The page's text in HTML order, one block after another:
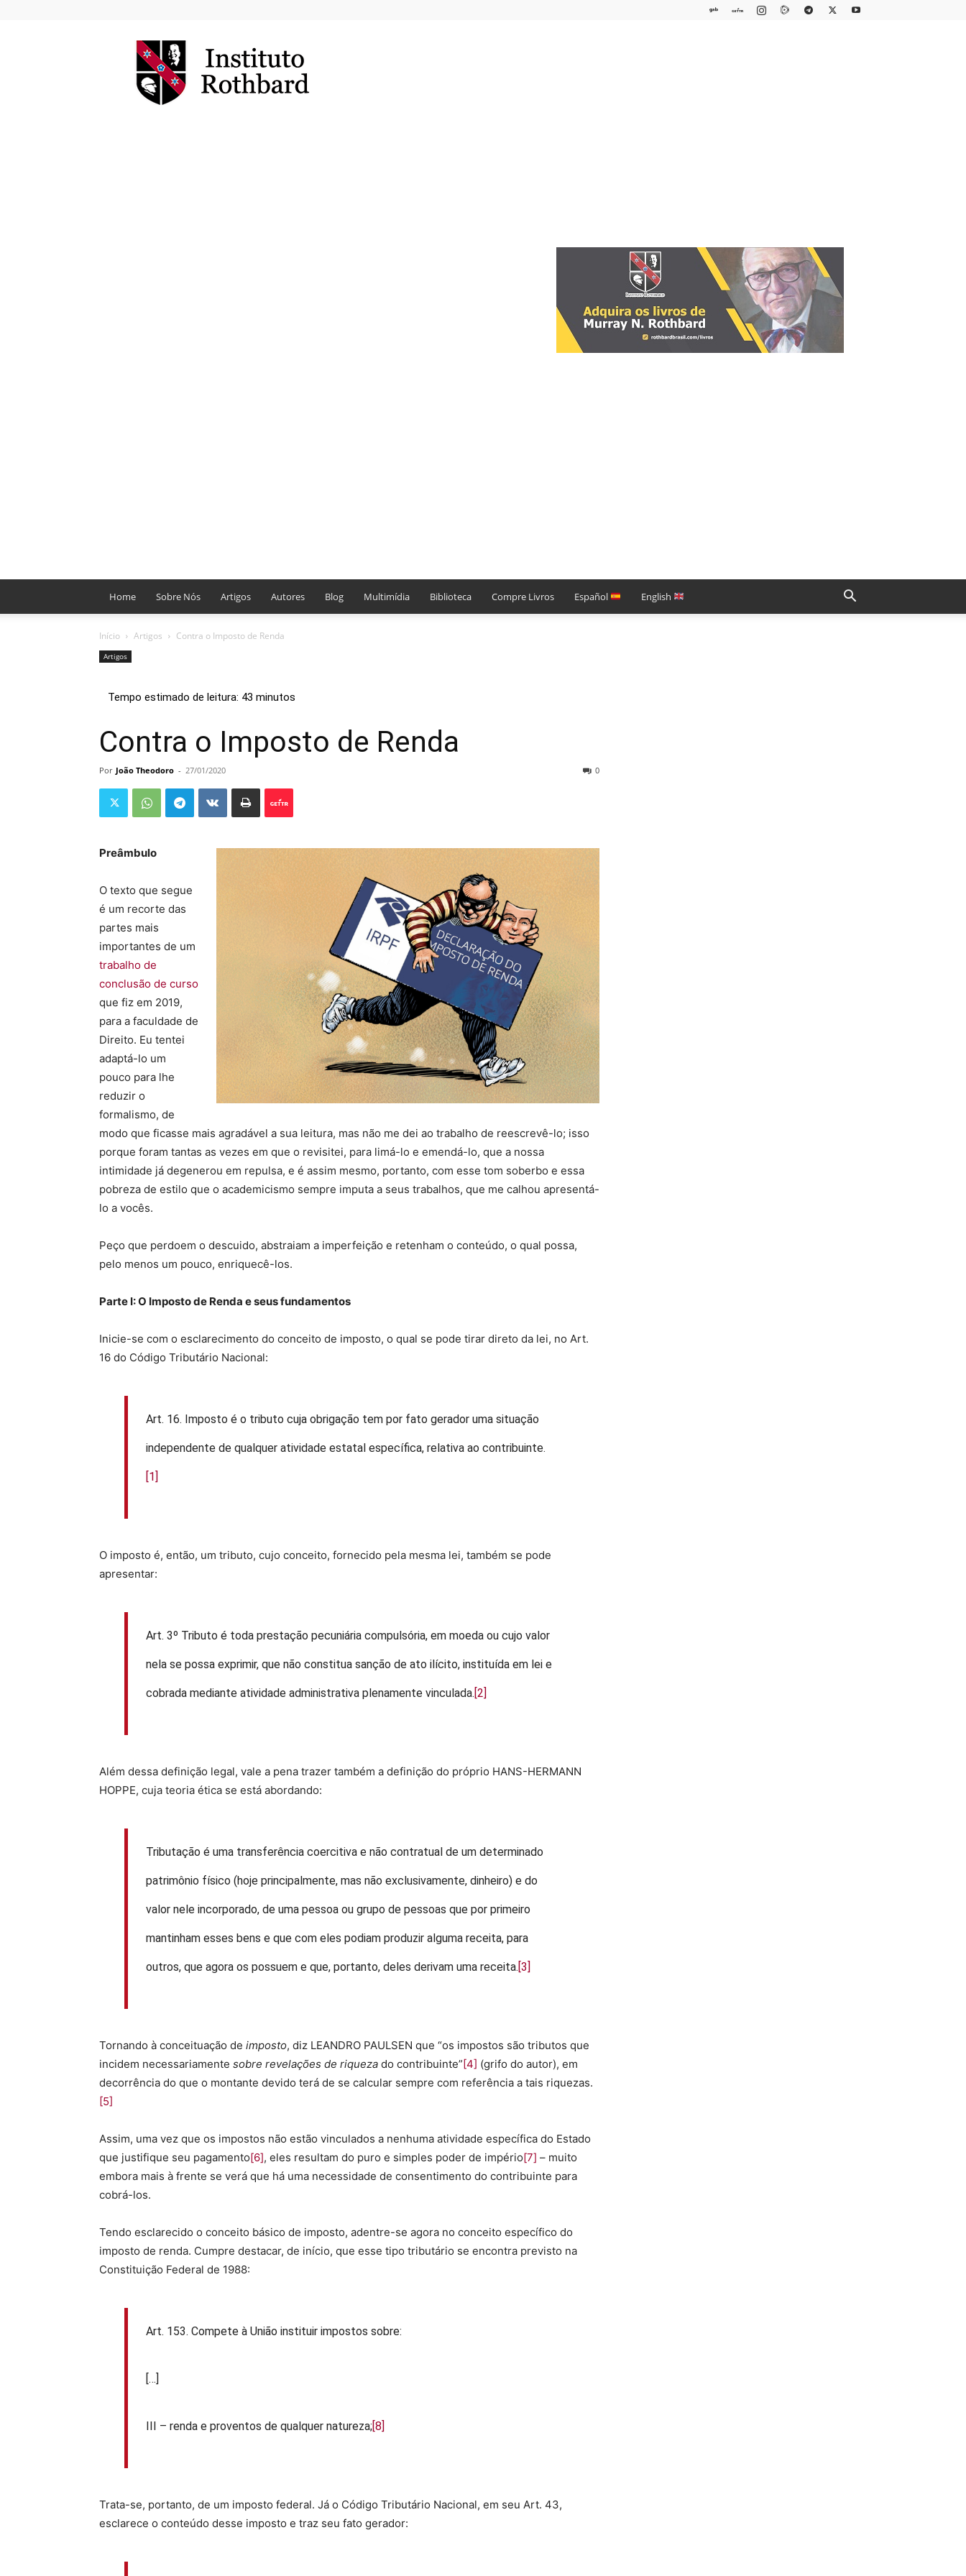
Instituto
Rothbard
Brasil
Home Sobre Nós Artigos Autores Blog Multimídia Biblioteca Compre Livros Español English
Início Artigos Contra o Imposto de Renda
Artigos
Contra o Imposto de Renda
Por João Theodoro - 27/01/2020 0
Preâmbulo
O texto que segue
é um recorte das
partes mais
importantes de um
trabalho de
conclusão de curso
que fiz em 2019,
para a faculdade de
Direito. Eu tentei
adaptá-lo um
pouco para lhe
reduzir o
formalismo, de
modo que ficasse mais agradável a sua leitura, mas não me dei ao trabalho de reescrevê-lo; isso
porque foram tantas as vezes em que o revisitei, para limá-lo e emendá-lo, que a nossa
intimidade já degenerou em repulsa, e é assim mesmo, portanto, com esse tom soberbo e essa
pobreza de estilo que o academicismo sempre imputa a seus trabalhos, que me calhou apresentá-
lo a vocês.
Peço que perdoem o descuido, abstraiam a imperfeição e retenham o conteúdo, o qual possa,
pelo menos um pouco, enriquecê-los.
Parte I: O Imposto de Renda e seus fundamentos
Inicie-se com o esclarecimento do conceito de imposto, o qual se pode tirar direto da lei, no Art.
16 do Código Tributário Nacional:
Art. 16. Imposto é o tributo cuja obrigação tem por fato gerador uma situação
independente de qualquer atividade estatal específica, relativa ao contribuinte.
[1]
O imposto é, então, um tributo, cujo conceito, fornecido pela mesma lei, também se pode
apresentar:
Art. 3º Tributo é toda prestação pecuniária compulsória, em moeda ou cujo valor
nela se possa exprimir, que não constitua sanção de ato ilícito, instituída em lei e
cobrada mediante atividade administrativa plenamente vinculada.[2]
Além dessa definição legal, vale a pena trazer também a definição do próprio HANS-HERMANN
HOPPE, cuja teoria ética se está abordando:
Tributação é uma transferência coercitiva e não contratual de um determinado
patrimônio físico (hoje principalmente, mas não exclusivamente, dinheiro) e do
valor nele incorporado, de uma pessoa ou grupo de pessoas que por primeiro
mantinham esses bens e que com eles podiam produzir alguma receita, para
outros, que agora os possuem e que, portanto, deles derivam uma receita.[3]
Tornando à conceituação de imposto, diz LEANDRO PAULSEN que “os impostos são tributos que
incidem necessariamente sobre revelações de riqueza do contribuinte”[4] (grifo do autor), em
decorrência do que o montante devido terá de se calcular sempre com referência a tais riquezas.
[5]
Assim, uma vez que os impostos não estão vinculados a nenhuma atividade específica do Estado
que justifique seu pagamento[6], eles resultam do puro e simples poder de império[7] – muito
embora mais à frente se verá que há uma necessidade de consentimento do contribuinte para
cobrá-los.
Tendo esclarecido o conceito básico de imposto, adentre-se agora no conceito específico do
imposto de renda. Cumpre destacar, de início, que esse tipo tributário se encontra previsto na
Constituição Federal de 1988:
Art. 153. Compete à União instituir impostos sobre:
[…]
III – renda e proventos de qualquer natureza;[8]
Trata-se, portanto, de um imposto federal. Já o Código Tributário Nacional, em seu Art. 43,
esclarece o conteúdo desse imposto e traz seu fato gerador: